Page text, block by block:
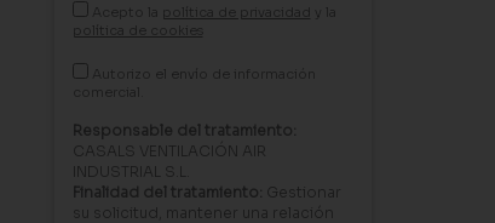
Acepto la política de privacidad y la
política de cookies
Autorizo el envío de información
comercial.
Responsable del tratamiento:
CASALS VENTILACIÓN AIR
INDUSTRIAL S.L.
Finalidad del tratamiento: Gestionar
su solicitud, mantener una relación